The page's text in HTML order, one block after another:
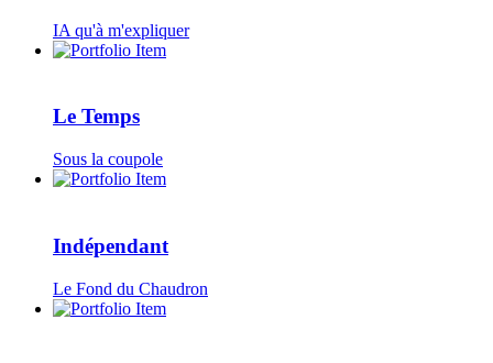
IA qu'à m'expliquer
Le Temps
Sous la coupole
Indépendant
Le Fond du Chaudron